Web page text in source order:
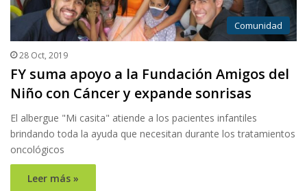
Comunidad
28 Oct, 2019
FY suma apoyo a la Fundación Amigos del
Niño con Cáncer y expande sonrisas
El albergue "Mi casita" atiende a los pacientes infantiles
brindando toda la ayuda que necesitan durante los tratamientos
oncológicos
Leer más »